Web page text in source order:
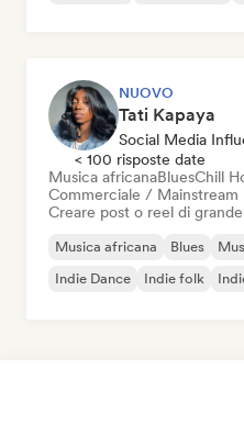
NUOVO
Tati Kapaya
Social Media
< 100 risposte date
Musica africanaBluesChill
Commerciale / Mainstream
Creare post o reel di
Musica africana Blues
Indie Dance
Indie folk